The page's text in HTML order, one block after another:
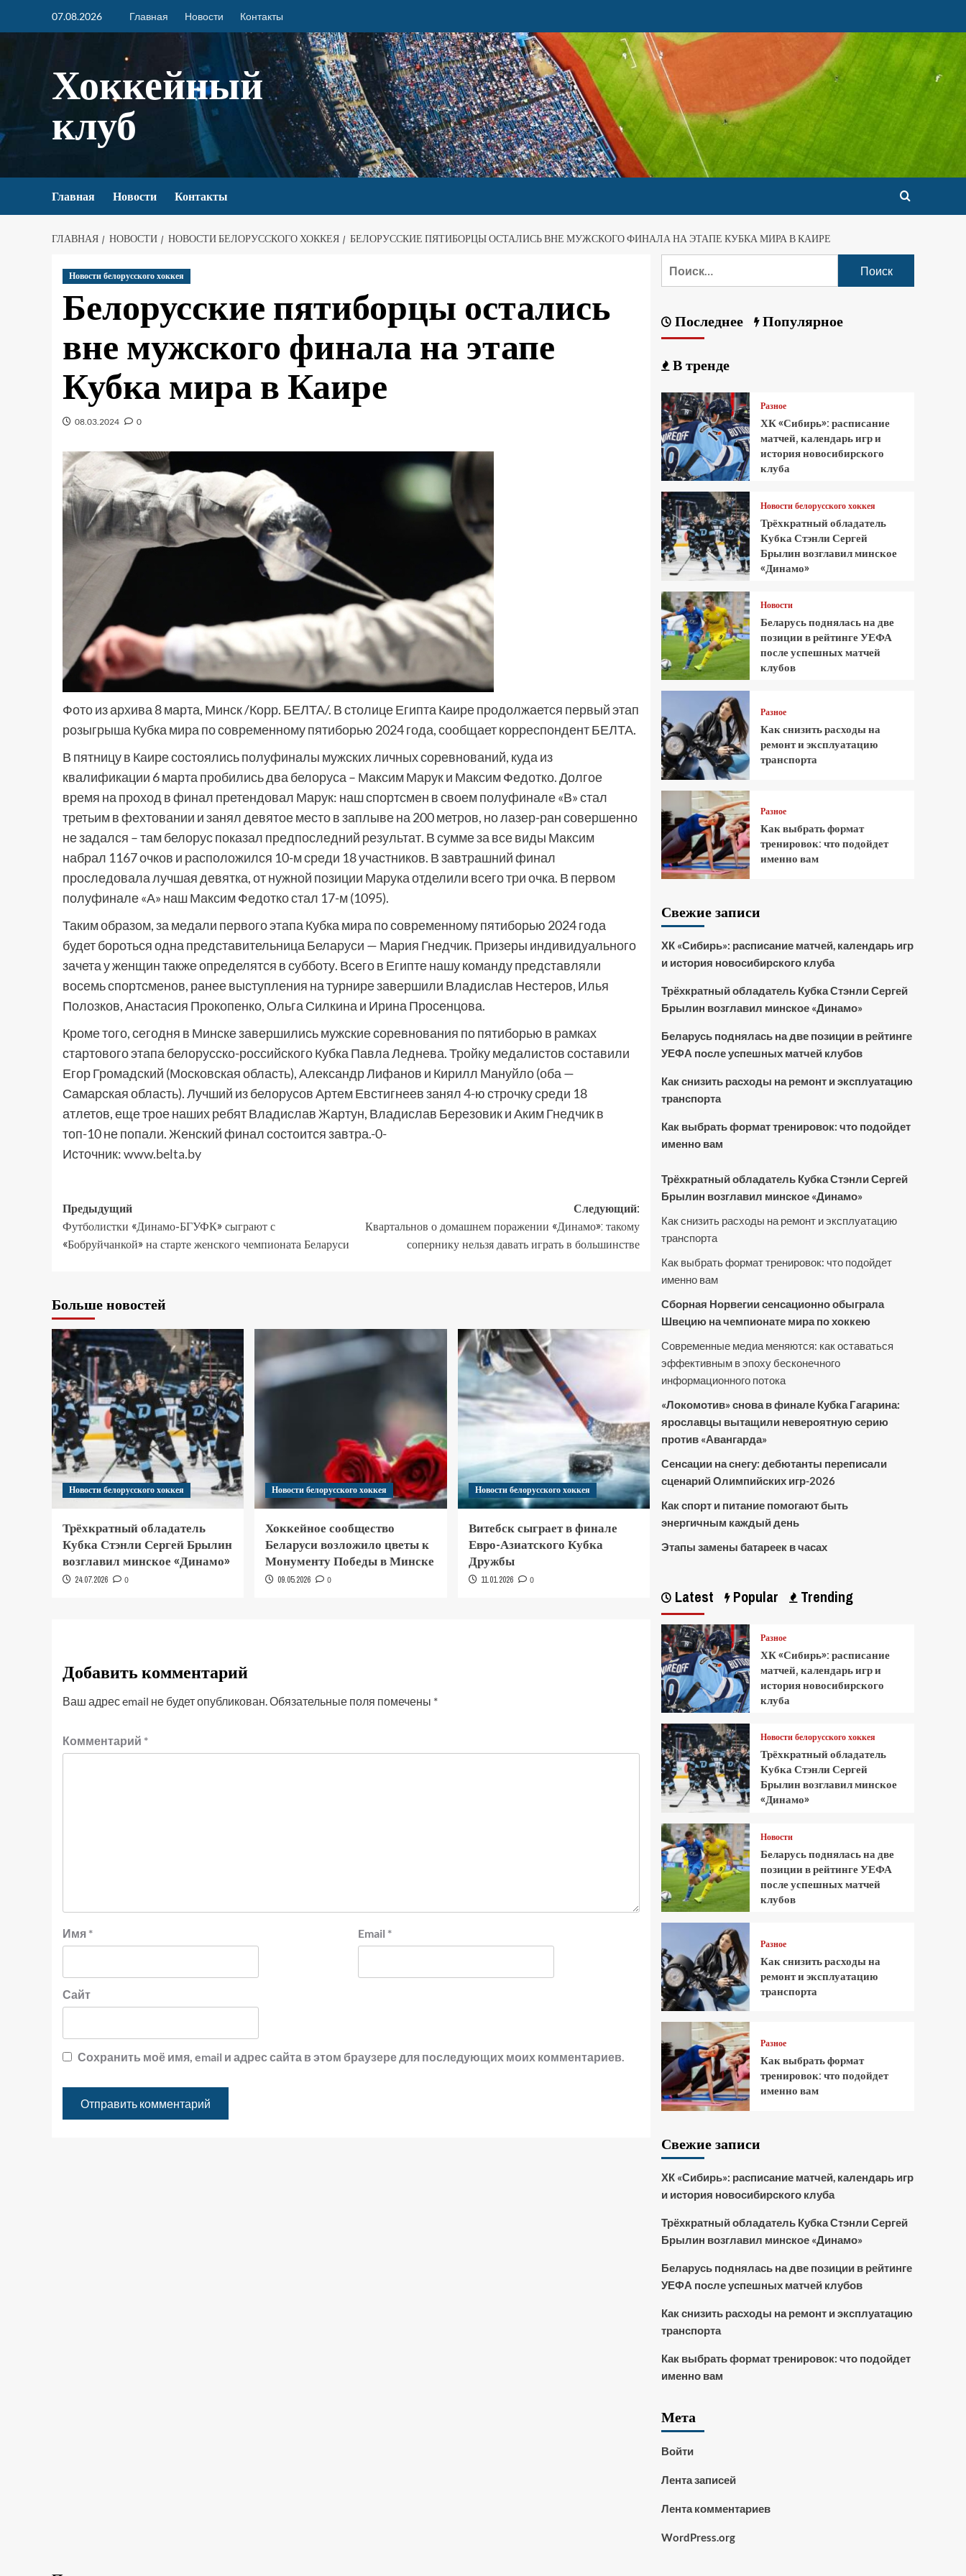
07.08.2026 Главная Новости Контакты
Хоккейный
клуб
Главная Новости Контакты
ГЛАВНАЯ НОВОСТИ НОВОСТИ БЕЛОРУССКОГО ХОККЕЯ БЕЛОРУССКИЕ ПЯТИБОРЦЫ ОСТАЛИСЬ ВНЕ МУЖСКОГО ФИНАЛА НА ЭТАПЕ КУБКА МИРА В КАИРЕ
Новости белорусского хоккея
Белорусские пятиборцы остались
вне мужского финала на этапе
Кубка мира в Каире
08.03.2024 0
Фото из архива 8 марта, Минск /Корр. БЕЛТА/. В столице Египта Каире продолжается первый этап
розыгрыша Кубка мира по современному пятиборью 2024 года, сообщает корреспондент БЕЛТА.
В пятницу в Каире состоялись полуфиналы мужских личных соревнований, куда из
квалификации 6 марта пробились два белоруса – Максим Марук и Максим Федотко. Долгое
время на проход в финал претендовал Марук: наш спортсмен в своем полуфинале «В» стал
третьим в фехтовании и занял девятое место в заплыве на 200 метров, но лазер-ран совершенно
не задался – там белорус показал предпоследний результат. В сумме за все виды Максим
набрал 1167 очков и расположился 10-м среди 18 участников. В завтрашний финал
проследовала лучшая девятка, от нужной позиции Марука отделили всего три очка. В первом
полуфинале «А» наш Максим Федотко стал 17-м (1095).
Таким образом, за медали первого этапа Кубка мира по современному пятиборью 2024 года
будет бороться одна представительница Беларуси — Мария Гнедчик. Призеры индивидуального
зачета у женщин также определятся в субботу. Всего в Египте нашу команду представляли
восемь спортсменов, ранее выступления на турнире завершили Владислав Нестеров, Илья
Полозков, Анастасия Прокопенко, Ольга Силкина и Ирина Просенцова.
Кроме того, сегодня в Минске завершились мужские соревнования по пятиборью в рамках
стартового этапа белорусско-российского Кубка Павла Леднева. Тройку медалистов составили
Егор Громадский (Московская область), Александр Лифанов и Кирилл Мануйло (оба —
Самарская область). Лучший из белорусов Артем Евстигнеев занял 4-ю строчку среди 18
атлетов, еще трое наших ребят Владислав Жартун, Владислав Березовик и Аким Гнедчик в
топ-10 не попали. Женский финал состоится завтра.-0-
Источник:www.belta.by
Предыдущий
Футболистки «Динамо-БГУФК» сыграют с
«Бобруйчанкой» на старте женского чемпионата Беларуси
Следующий:
Квартальнов о домашнем поражении «Динамо»: такому
сопернику нельзя давать играть в большинстве
Больше новостей
Новости белорусского хоккея
Трёхкратный обладатель
Кубка Стэнли Сергей Брылин
возглавил минское «Динамо»
24.07.2026 0
Новости белорусского хоккея
Хоккейное сообщество
Беларуси возложило цветы к
Монументу Победы в Минске
09.05.2026 0
Новости белорусского хоккея
Витебск сыграет в финале
Евро-Азиатского Кубка
Дружбы
11.01.2026 0
Добавить комментарий
Ваш адрес email не будет опубликован.Обязательные поля помечены *
Комментарий *
Имя * Email *
Сайт
Сохранить моё имя, email и адрес сайта в этом браузере для последующих моих комментариев.
Последнее Популярное
В тренде
Разное
ХК «Сибирь»: расписание
матчей, календарь игр и
история новосибирского
клуба
Новости белорусского хоккея
Трёхкратный обладатель
Кубка Стэнли Сергей
Брылин возглавил минское
«Динамо»
Новости
Беларусь поднялась на две
позиции в рейтинге УЕФА
после успешных матчей
клубов
Разное
Как снизить расходы на
ремонт и эксплуатацию
транспорта
Разное
Как выбрать формат
тренировок: что подойдет
именно вам
Свежие записи
ХК «Сибирь»: расписание матчей, календарь игр
и история новосибирского клуба
Трёхкратный обладатель Кубка Стэнли Сергей
Брылин возглавил минское «Динамо»
Беларусь поднялась на две позиции в рейтинге
УЕФА после успешных матчей клубов
Как снизить расходы на ремонт и эксплуатацию
транспорта
Как выбрать формат тренировок: что подойдет
именно вам
Трёхкратный обладатель Кубка Стэнли Сергей
Брылин возглавил минское «Динамо»
Как снизить расходы на ремонт и эксплуатацию
транспорта
Как выбрать формат тренировок: что подойдет
именно вам
Сборная Норвегии сенсационно обыграла
Швецию на чемпионате мира по хоккею
Современные медиа меняются: как оставаться
эффективным в эпоху бесконечного
информационного потока
«Локомотив» снова в финале Кубка Гагарина:
ярославцы вытащили невероятную серию
против «Авангарда»
Сенсации на снегу: дебютанты переписали
сценарий Олимпийских игр-2026
Как спорт и питание помогают быть
энергичным каждый день
Этапы замены батареек в часах
Latest Popular Trending
Разное
ХК «Сибирь»: расписание
матчей, календарь игр и
история новосибирского
клуба
Новости белорусского хоккея
Трёхкратный обладатель
Кубка Стэнли Сергей
Брылин возглавил минское
«Динамо»
Новости
Беларусь поднялась на две
позиции в рейтинге УЕФА
после успешных матчей
клубов
Разное
Как снизить расходы на
ремонт и эксплуатацию
транспорта
Разное
Как выбрать формат
тренировок: что подойдет
именно вам
Свежие записи
ХК «Сибирь»: расписание матчей, календарь игр
и история новосибирского клуба
Трёхкратный обладатель Кубка Стэнли Сергей
Брылин возглавил минское «Динамо»
Беларусь поднялась на две позиции в рейтинге
УЕФА после успешных матчей клубов
Как снизить расходы на ремонт и эксплуатацию
транспорта
Как выбрать формат тренировок: что подойдет
именно вам
Мета
Войти
Лента записей
Лента комментариев
WordPress.org